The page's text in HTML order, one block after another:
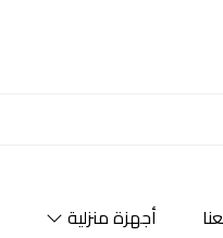
أجهزة منزلية